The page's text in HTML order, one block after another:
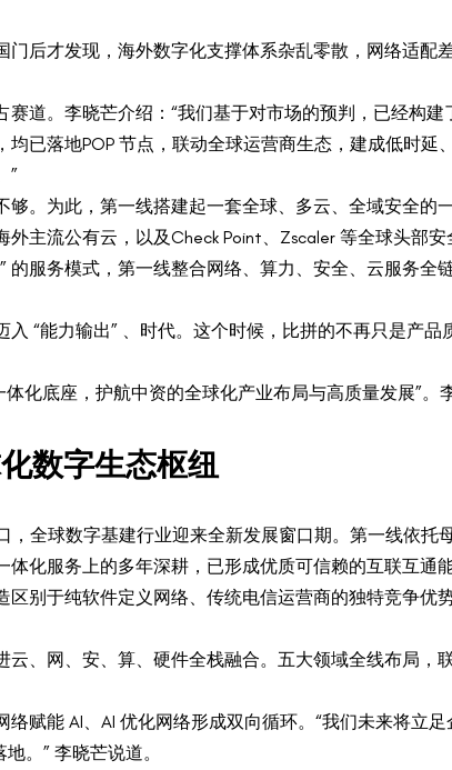
后才发现，海外数字化支撑体系杂乱零散，网络适配
道。李晓芒介绍：“我们基于对市场的预判，已经构
已落地POP 节点，联动全球运营商生态，建成低时
”
。为此，第一线搭建起一套全球、多云、全域安全的
主流公有云，以及Check Point、Zscaler 等全球头部
的服务模式，第一线整合网络、算力、安全、云服务
“能力输出” 、时代。这个时候，比拼的不再只是产
化底座，护航中资的全球化产业布局与高质量发展”。
数字生态枢纽
，全球数字基建行业迎来全新发展窗口期。第一线依
化服务上的多年深耕，已形成优质可信赖的互联互通
别于纯软件定义网络、传统电信运营商的独特竞争优
、网、安、算、硬件全栈融合。五大领域全线布局，
赋能 AI、AI 优化网络形成双向循环。“我们未来将立
。” 李晓芒说道。